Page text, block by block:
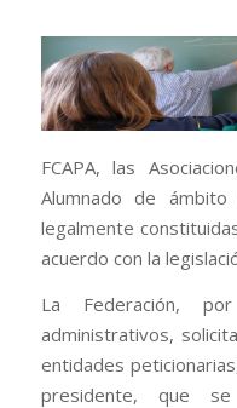
FCAPA, las
Alumnado de
legalmente
acuerdo con la
La Federación,
administrativos,
entidades
presidente, que